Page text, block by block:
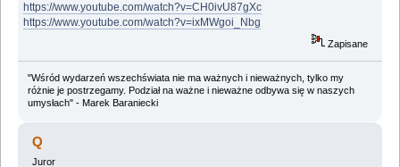
https://www.youtube.com/watch?v=CH0ivU87gXc
https://www.youtube.com/watch?v=ixMWgoi_Nbg
Zapisane
"Wśród wydarzeń wszechświata nie ma ważnych i nieważnych, tylko my
różnie je postrzegamy. Podział na ważne i nieważne odbywa się w naszych
umysłach" - Marek Baraniecki
Q
Juror